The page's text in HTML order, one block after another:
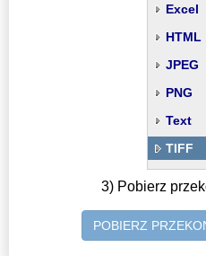
Excel
HTML
JPEG
PNG
Text
TIFF
3) Pobierz
POBIERZ